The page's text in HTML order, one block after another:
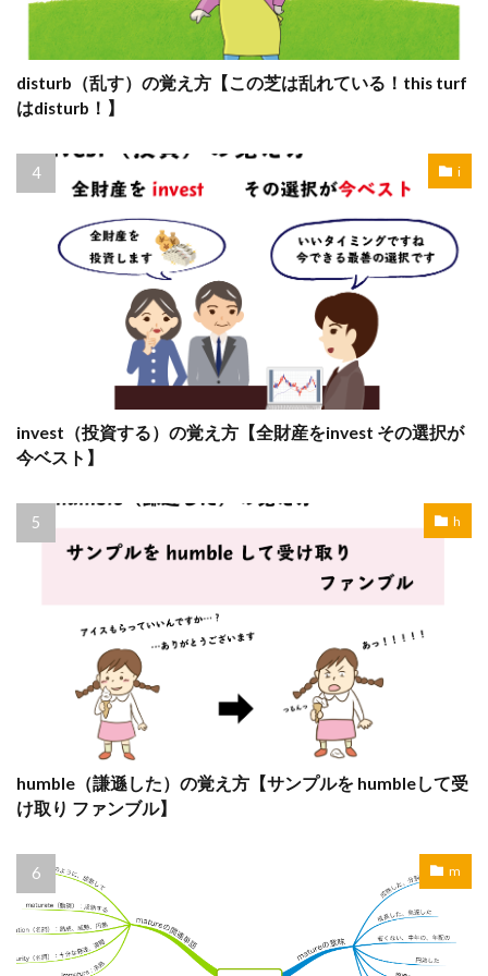
disturb（乱す）の覚え方【この芝は乱れている！this turf
はdisturb！】
i
invest（投資する）の覚え方【全財産をinvest その選択が
今ベスト】
h
humble（謙遜した）の覚え方【サンプルを humbleして受
け取り ファンブル】
m